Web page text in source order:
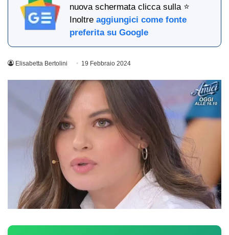
nuova schermata clicca sulla ⭐
Inoltreaggiungici come fonte
preferita su Google
Elisabetta Bertolini 19 Febbraio 2024